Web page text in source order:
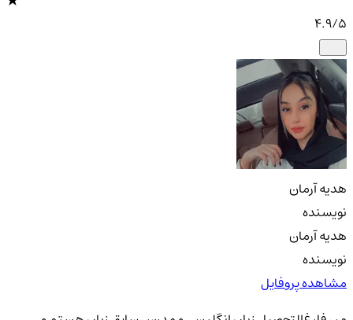
4.9/5
هدیه آرمان
نویسنده
هدیه آرمان
نویسنده
مشاهده پروفایل